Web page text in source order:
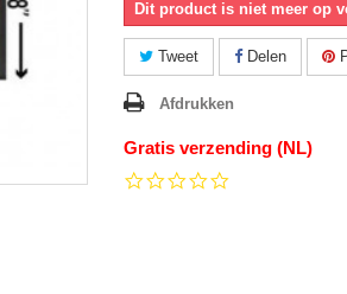
Dit product is niet meer op
Tweet Delen
Afdrukken
Gratis verzending (NL)